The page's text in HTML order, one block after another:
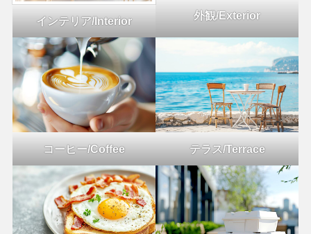
インテリア/Interior 外観/Exterior
コーヒー/Coffee テラス/Terrace